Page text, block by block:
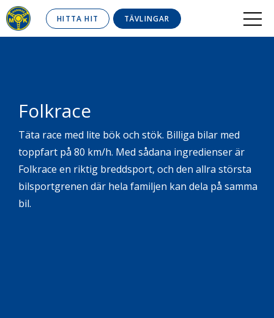
HITTA HIT TÄVLINGAR
Folkrace
Täta race med lite bök och stök. Billiga bilar med
toppfart på 80 km/h. Med sådana ingredienser är
Folkrace en riktig breddsport, och den allra största
bilsportgrenen där hela familjen kan dela på samma
bil.